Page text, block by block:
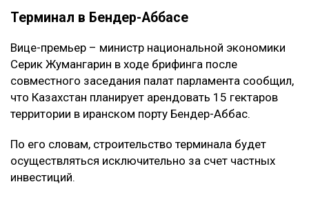
Терминал в Бендер-Аббасе
Вице-премьер – министр национальной экономики
Серик Жумангарин в ходе брифинга после
совместного заседания палат парламента сообщил,
что Казахстан планирует арендовать 15 гектаров
территории в иранском порту Бендер-Аббас.
По его словам, строительство терминала будет
осуществляться исключительно за счет частных
инвестиций.